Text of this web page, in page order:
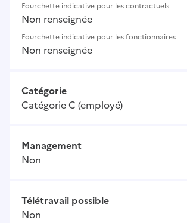
Fourchette indicative pour les contractuels
Non renseignée
Fourchette indicative pour les fonctionnaires
Non renseignée
Catégorie
Catégorie C (employé)
Management
Non
Télétravail possible
Non